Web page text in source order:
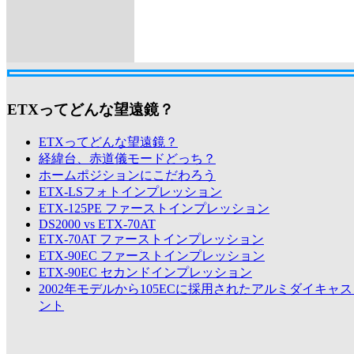
ETXってどんな望遠鏡？
ETXってどんな望遠鏡？
経緯台、赤道儀モードどっち？
ホームポジションにこだわろう
ETX-LSフォトインプレッション
ETX-125PE ファーストインプレッション
DS2000 vs ETX-70AT
ETX-70AT ファーストインプレッション
ETX-90EC ファーストインプレッション
ETX-90EC セカンドインプレッション
2002年モデルから105ECに採用されたアルミダイキャ
ント